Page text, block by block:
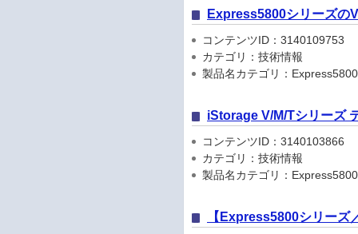
Express5800シリーズの
コンテンツID：3140109753
カテゴリ：技術情報
製品名カテゴリ：
iStorage V/M/Tシリーズ
コンテンツID：3140103866
カテゴリ：技術情報
製品名カテゴリ：
【Express5800シリー